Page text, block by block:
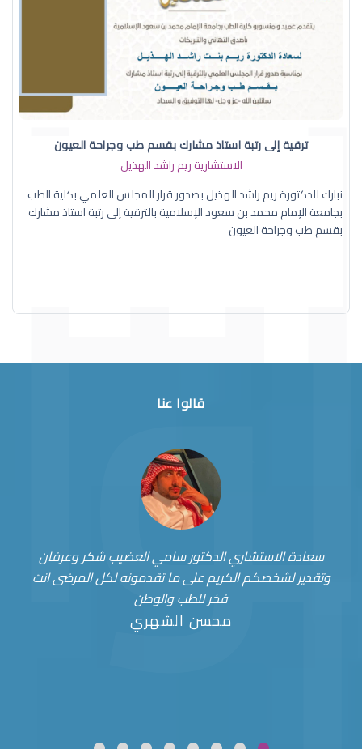
ترقية إلى رتبة استاذ مشارك بقسم طب وجراحة العيون
الاستشارية ريم راشد الهذيل
نبارك للدكتورة ريم راشد الهذيل بصدور قرار المجلس العلمي بكلية الطب
بجامعة الإمام محمد بن سعود الإسلامية بالترقية إلى رتبة استاذ مشارك
بقسم طب وجراحة العيون
قالوا عنا
سعادة الاستشاري الدكتور سامي العضيب شكر وعرفان
وتقدير لشخصكم الكريم على ما تقدمونه لكل المرضى انت
فخر للطب والوطن
محسن الشهري